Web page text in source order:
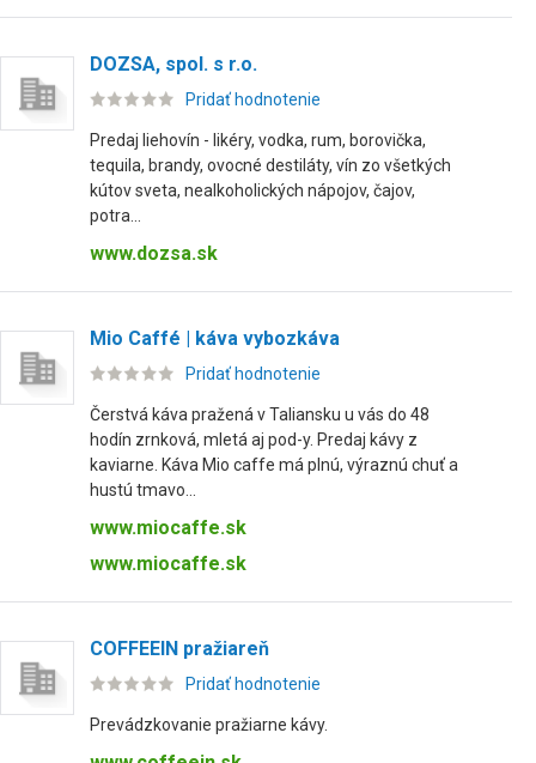
DOZSA, spol. s r.o.
Pridať hodnotenie
Predaj liehovín - likéry, vodka, rum, borovička,
tequila, brandy, ovocné destiláty, vín zo všetkých
kútov sveta, nealkoholických nápojov, čajov,
potra...
www.dozsa.sk
Mio Caffé | káva vybozkáva
Pridať hodnotenie
Čerstvá káva pražená v Taliansku u vás do 48
hodín zrnková, mletá aj pod-y. Predaj kávy z
kaviarne. Káva Mio caffe má plnú, výraznú chuť a
hustú tmavo...
www.miocaffe.sk
www.miocaffe.sk
COFFEEIN pražiareň
Pridať hodnotenie
Prevádzkovanie pražiarne kávy.